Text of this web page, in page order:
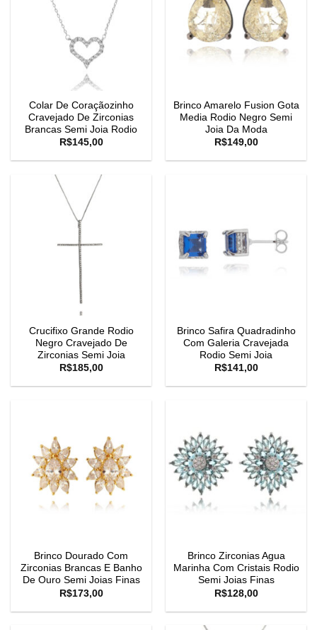
Colar De Coraçãozinho
Cravejado De Zirconias
Brancas Semi Joia Rodio
R$145,00
Brinco Amarelo Fusion Gota
Media Rodio Negro Semi
Joia Da Moda
R$149,00
Crucifixo Grande Rodio
Negro Cravejado De
Zirconias Semi Joia
R$185,00
Brinco Safira Quadradinho
Com Galeria Cravejada
Rodio Semi Joia
R$141,00
Brinco Dourado Com
Zirconias Brancas E Banho
De Ouro Semi Joias Finas
R$173,00
Brinco Zirconias Agua
Marinha Com Cristais Rodio
Semi Joias Finas
R$128,00